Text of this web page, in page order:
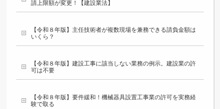
請上限額が変更！【建設業法】
【令和８年版】主任技術者が複数現場を兼務できる請負金額は
いくら？
【令和８年版】建設工事に該当しない業務の例示。建設業の許
可は不要
【令和８年版】要件緩和！機械器具設置工事業の許可を実務経
験で取る